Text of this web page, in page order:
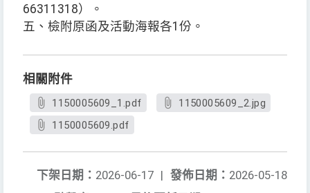
66311318）。
五、檢附原函及活動海報各1份。
相關附件
1150005609_1.pdf
1150005609_2.jpg
1150005609.pdf
發佈日期： 2026-05-18
下架日期： 2026-06-17 |